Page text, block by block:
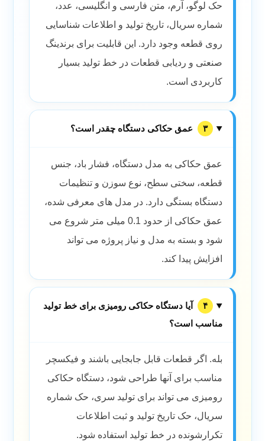
حک لوگو، آرم، متن فارسی و انگلیسی، عدد،
شماره سریال، تاریخ تولید و اطلاعات شناسایی
روی قطعه وجود دارد. این قابلیت برای برندینگ
صنعتی و ردیابی قطعات در خط تولید بسیار
کاربردی است.
۳ عمق حکاکی دستگاه چقدر است؟
عمق حکاکی به مدل دستگاه، فشار باد، جنس
قطعه، سختی سطح، نوع سوزن و تنظیمات
دستگاه بستگی دارد. در مدل های معرفی شده،
عمق حکاکی از حدود 0.1 میلی متر شروع می
شود و بسته به مدل و نیاز پروژه می تواند
افزایش پیدا کند.
۴
آیا دستگاه حکاکی رومیزی برای خط تولید
مناسب است؟
بله. اگر قطعات قابل جابجایی باشند و فیکسچر
مناسب برای آنها طراحی شود، دستگاه حکاکی
رومیزی می تواند برای تولید سری، حک شماره
سریال، حک تاریخ تولید و ثبت اطلاعات
تکرارشونده در خط تولید استفاده شود.